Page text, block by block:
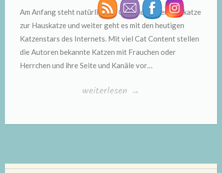
Am Anfang steht natürlich die Geschichte der Falbkatze
zur Hauskatze und weiter geht es mit den heutigen
Katzenstars des Internets. Mit viel Cat Content stellen
die Autoren bekannte Katzen mit Frauchen oder
Herrchen und ihre Seite und Kanäle vor…
„Die
Katzen
weiterlesen →